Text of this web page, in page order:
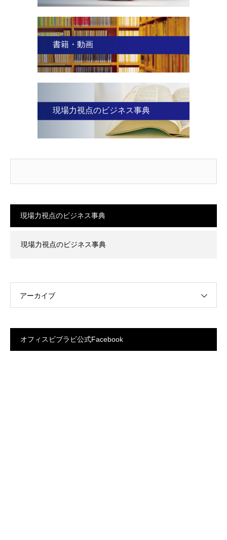
書籍・動画
現場力視点のビジネス事典
現場力視点のビジネス事典
現場力視点のビジネス事典
アーカイブ
オフィスビブラビ公式Facebook